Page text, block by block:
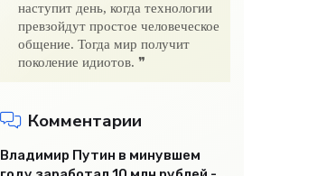
наступит день, когда технологии
превзойдут простое человеческое
общение. Тогда мир получит
поколение идиотов. ❞
Комментарии
Владимир Путин в минувшем